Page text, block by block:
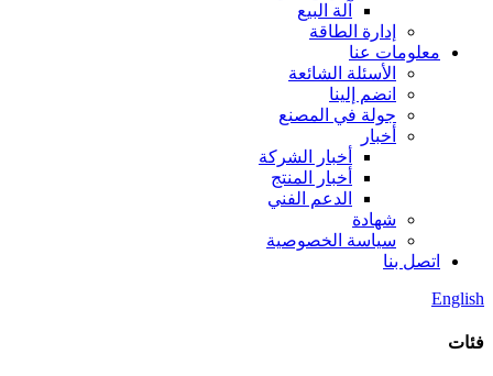
آلة البيع
إدارة الطاقة
معلومات عنا
الأسئلة الشائعة
انضم إلينا
جولة في المصنع
أخبار
أخبار الشركة
أخبار المنتج
الدعم الفني
شهادة
سياسة الخصوصية
اتصل بنا
English
فئات